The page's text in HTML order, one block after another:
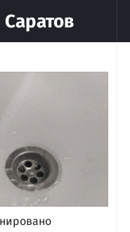
СаратовАРХИВ